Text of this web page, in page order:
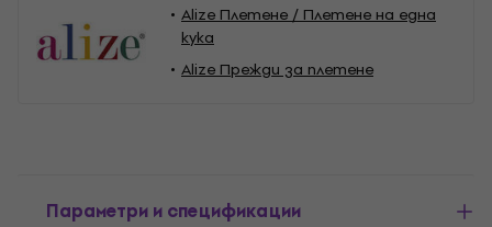
Alize Плетене / Плетене на една
кука
Alize Прежди за плетене
Параметри и спецификации